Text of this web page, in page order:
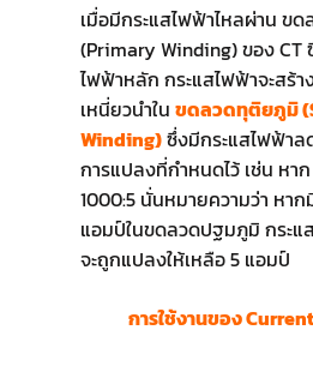
เมื่อมีกระแสไฟฟ้าไหลผ่าน ข
(Primary Winding) ของ CT
ไฟฟ้าหลัก กระแสไฟฟ้าจะสร้
เหนี่ยวนำใน ขดลวดทุติยภูมิ
Winding)ซึ่งมีกระแสไฟฟ้าล
การแปลงที่กำหนดไว้ เช่น หา
1000:5 นั่นหมายความว่า หาก
แอมป์ในขดลวดปฐมภูมิ กระ
จะถูกแปลงให้เหลือ 5 แอมป์
การใช้งานของ